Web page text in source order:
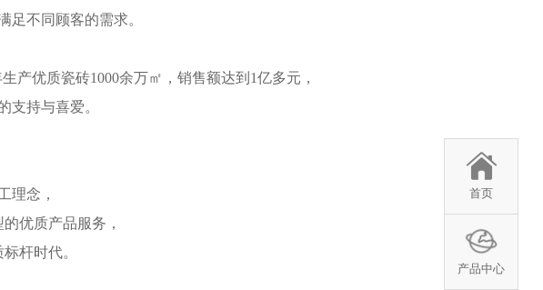
首页
产品中心
足不同顾客的需求。
产优质瓷砖1000余万㎡，销售额达到1亿多元，
支持与喜爱。
理念，
优质产品服务，
杆时代。